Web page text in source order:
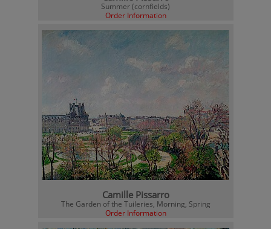
Summer (cornfields)
Order Information
Camille Pissarro
The Garden of the Tuileries, Morning, Spring
Order Information